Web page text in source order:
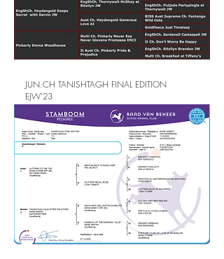
JUN.CH TANISHTAGH FINAL EDITION
EJW'23